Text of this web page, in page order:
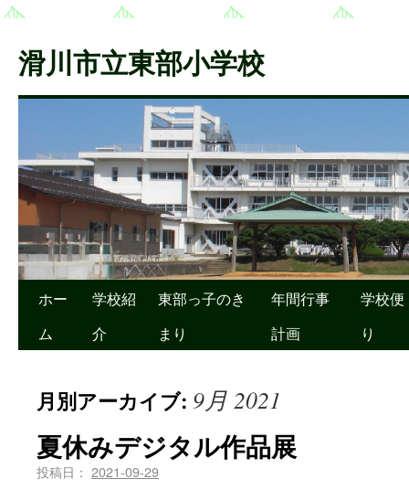
滑川市立東部小学校
ホー
ム
学校紹
介
東部っ子のき
まり
年間行事
計画
学校便
り
月別アーカイブ: 9月 2021
夏休みデジタル作品展
投稿日： 2021-09-29